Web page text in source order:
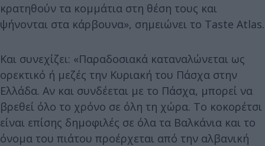
κρατηθούν τα κομμάτια στη θέση τους και
ψήνονται στα κάρβουνα», σημειώνει το Taste Atlas.
Και συνεχίζει: «Παραδοσιακά καταναλώνεται ως
ορεκτικό ή μεζές την Κυριακή του Πάσχα στην
Ελλάδα. Αν και συνδέεται με το Πάσχα, μπορεί να
βρεθεί όλο το χρόνο σε όλη τη χώρα. Το κοκορέτσι
είναι επίσης δημοφιλές σε όλα τα Βαλκάνια και το
όνομα του πιάτου προέρχεται από την αλβανική